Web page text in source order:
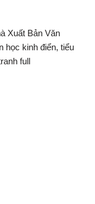
Xuất Bản Văn
học kinh điển, tiểu
full